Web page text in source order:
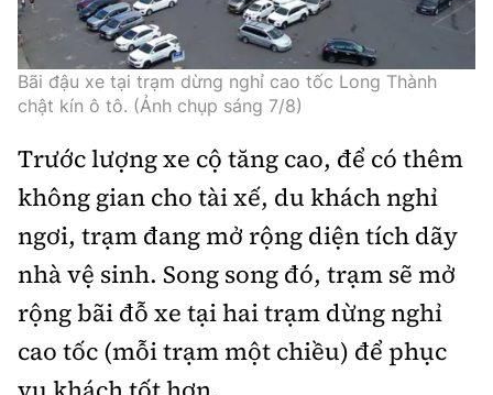
Nhà thầu
Mời thầu - Đấu thầu
Thi viết về GTVT
Gương sáng giao thông
Âm nhạc
Hậu trường sao
360 độ thể thao
Sản phẩm mới
Tư vấn
Thế giới
Thời sự Quốc tế
Hồ sơ tài liệu
Thế giới giao thông
Thế giới xây dựng
Đi ++
Khám phá
Lối sống
Ẩm thực
Video
Thời sự
Khám phá
Camera giao thông
Câu chuyện giao thông
Cơ quan chủ quản: Bộ Xây dựng
Giấy phép số: 03/GP-BVHTTDL, cấp ngày 1/4/2025.
Bãi đậu xe tại trạm dừng nghỉ cao tốc Long Thành
chật kín ô tô. (Ảnh chụp sáng 7/8)
Trước lượng xe cộ tăng cao, để có thêm
không gian cho tài xế, du khách nghỉ
ngơi, trạm đang mở rộng diện tích dãy
nhà vệ sinh. Song song đó, trạm sẽ mở
rộng bãi đỗ xe tại hai trạm dừng nghỉ
cao tốc (mỗi trạm một chiều) để phục